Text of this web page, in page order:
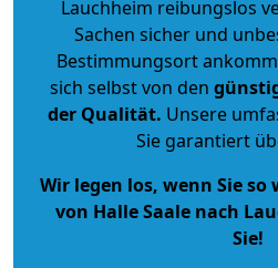
Lauchheim reibungslos
Sachen sicher und
Bestimmungsort
sich selbst von den
der Qualität. Unsere
Sie garantiert
Wir legen los, wenn Sie
von Halle Saale nach
Sie!